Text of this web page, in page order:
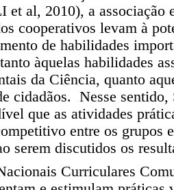
et al, 2010), a associação
cooperativos levam à
de habilidades
àquelas habilidades
da Ciência, quanto
cidadãos. Nesse sentido,
que as atividades
entre os grupos
serem discutidos os
Curriculares